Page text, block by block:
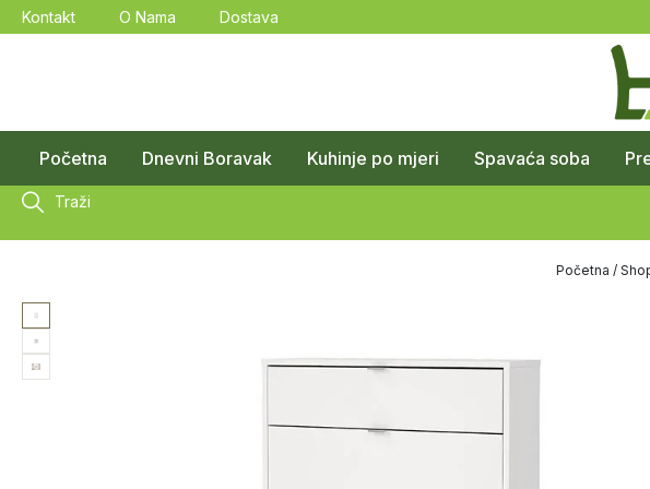
Kontakt O Nama Dostava
Početna Dnevni Boravak Kuhinje po mjeri Spavaća soba
Traži
Početna /